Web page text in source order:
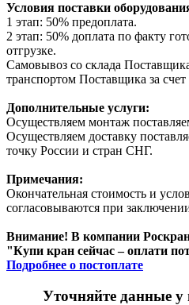
Условия поставки
1 этап: 50% предоплата.
2 этап: 50% доплата по факту
отгрузке.
Самовывоз со склада
транспортом Поставщика за
Дополнительные услуги:
Осуществляем монтаж
Осуществляем доставку
точку России и стран СНГ.
Примечания:
Окончательная стоимость и
согласовываются при
Внимание! В компании Роскран
"Купи кран сейчас – оплати
Подробнее о постоплате
Уточняйте данные у